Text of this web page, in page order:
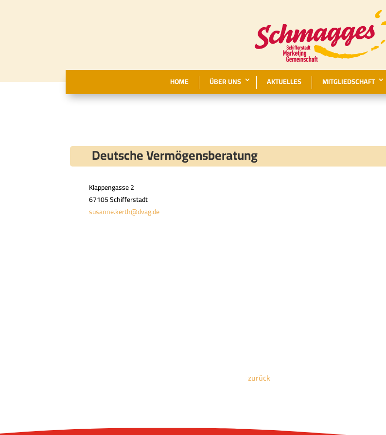
HOME ÜBER UNS AKTUELLES MITGLIEDSCHAFT
Deutsche Vermögensberatung
Klappengasse 2
67105 Schifferstadt
susanne.kerth@dvag.de
zurück